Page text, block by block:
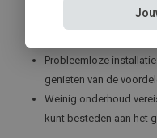
Optimaal
in je cabriolet, zodat
Probleemloze
genieten van de
Weinig onderhoud
kunt besteden aan het